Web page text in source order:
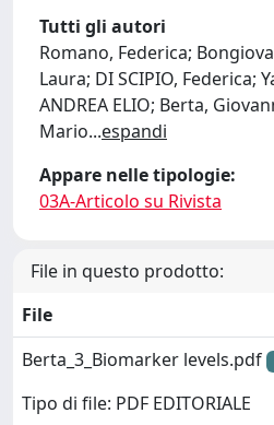
Tutti gli autori
Romano, Federica;
Laura; DI SCIPIO, Federica;
ANDREA ELIO; Berta,
Mario...espandi
Appare nelle tipologie:
03A-Articolo su Rivista
File in questo prodotto:
File
Berta_3_Biomarker levels.pdf
Tipo di file: PDF EDITORIALE